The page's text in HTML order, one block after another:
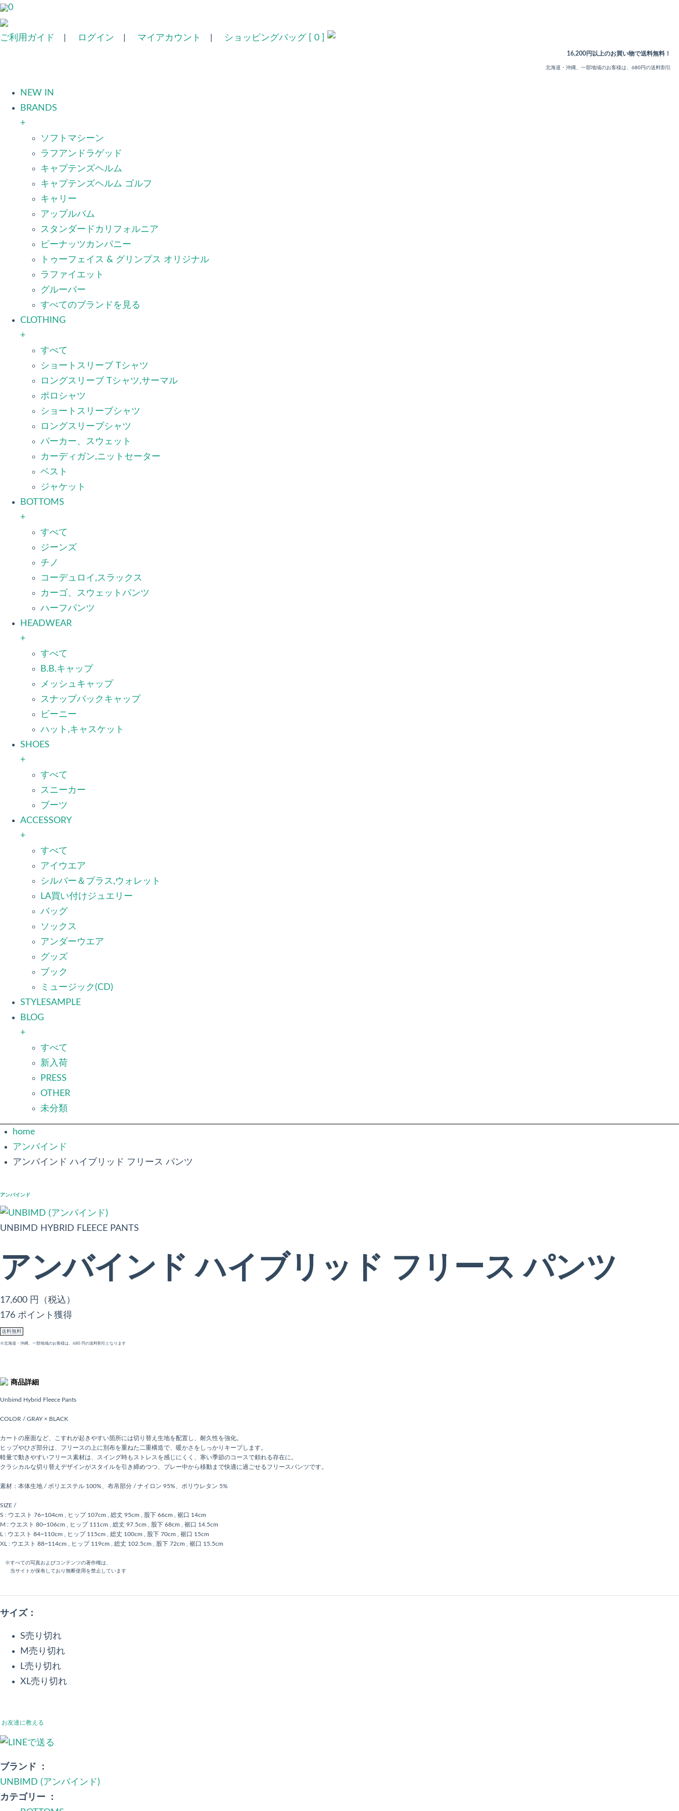
0
ご利用ガイド ログイン マイアカウント ショッピングバッグ [ 0 ]
16,200円以上のお買い物で送料無料！
北海道・沖縄、一部地域のお客様は、680円の送料割引
NEW IN
BRANDS
+
ソフトマシーン
ラフアンドラゲッド
キャプテンズヘルム
キャプテンズヘルム ゴルフ
キャリー
アップルバム
スタンダードカリフォルニア
ピーナッツカンパニー
トゥーフェイス & グリンプス オリジナル
ラファイエット
グルーバー
すべてのブランドを見る
CLOTHING
+
すべて
ショートスリーブ Tシャツ
ロングスリーブ Tシャツ,サーマル
ポロシャツ
ショートスリーブシャツ
ロングスリーブシャツ
パーカー、スウェット
カーディガン,ニットセーター
ベスト
ジャケット
BOTTOMS
+
すべて
ジーンズ
チノ
コーデュロイ,スラックス
カーゴ、スウェットパンツ
ハーフパンツ
HEADWEAR
+
すべて
B.B.キャップ
メッシュキャップ
スナップバックキャップ
ビーニー
ハット,キャスケット
SHOES
+
すべて
スニーカー
ブーツ
ACCESSORY
+
すべて
アイウエア
シルバー＆ブラス,ウォレット
LA買い付けジュエリー
バッグ
ソックス
アンダーウエア
グッズ
ブック
ミュージック(CD)
STYLESAMPLE
BLOG
+
すべて
新入荷
PRESS
OTHER
未分類
home
アンバインド
アンバインド ハイブリッド フリース パンツ
アンバインド
UNBIMD HYBRID FLEECE PANTS
アンバインド ハイブリッド フリース パンツ
17,600 円（税込）
176 ポイント獲得
送料無料
※北海道・沖縄、一部地域のお客様は、680 円の送料割引となります
商品詳細
Unbimd Hybrid Fleece Pants
COLOR / GRAY × BLACK
カートの座面など、こすれが起きやすい箇所には切り替え生地を配置し、耐久性を強化。
ヒップやひざ部分は、フリースの上に別布を重ねた二重構造で、暖かさをしっかりキープします。
軽量で動きやすいフリース素材は、スイング時もストレスを感じにくく、寒い季節のコースで頼れる存在に。
クラシカルな切り替えデザインがスタイルを引き締めつつ、プレー中から移動まで快適に過ごせるフリースパンツです。
素材：本体生地 / ポリエステル 100%、布帛部分 / ナイロン 95%、ポリウレタン 5%
SIZE /
S : ウエスト 76~104cm , ヒップ 107cm , 総丈 95cm , 股下 66cm , 裾口 14cm
M : ウエスト 80~106cm , ヒップ 111cm , 総丈 97.5cm , 股下 68cm , 裾口 14.5cm
L : ウエスト 84~110cm , ヒップ 115cm , 総丈 100cm , 股下 70cm , 裾口 15cm
XL : ウエスト 88~114cm , ヒップ 119cm , 総丈 102.5cm , 股下 72cm , 裾口 15.5cm
※すべての写真およびコンテンツの著作権は、
当サイトが保有しており無断使用を禁止しています
サイズ：
S売り切れ
M売り切れ
L売り切れ
XL売り切れ
お友達に教える
ブランド ：
UNBIMD (アンバインド)
カテゴリー ：